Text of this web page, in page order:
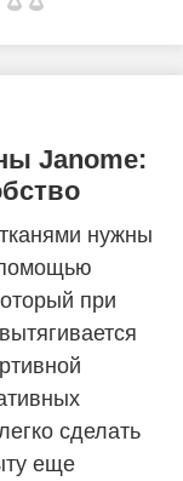
Janome:
нужны
при
сделать
еще